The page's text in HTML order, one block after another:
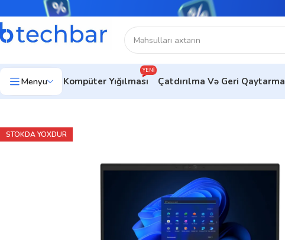
Menyu Kompüter Yığılması
YENI
Çatdırılma Və Geri Qaytarma
Ev Noutbuklar
STOKDA YOXDUR